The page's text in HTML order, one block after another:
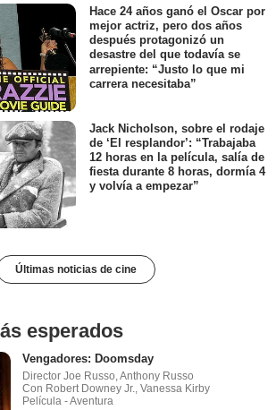
Hace 24 años ganó el Oscar por
mejor actriz, pero dos años
después protagonizó un
desastre del que todavía se
arrepiente: “Justo lo que mi
carrera necesitaba”
Jack Nicholson, sobre el rodaje
de ‘El resplandor’: “Trabajaba
12 horas en la película, salía de
fiesta durante 8 horas, dormía 4
y volvía a empezar”
Últimas noticias de cine
esperados
Vengadores: Doomsday
Director Joe Russo, Anthony Russo
Con Robert Downey Jr., Vanessa Kirby
Película - Aventura